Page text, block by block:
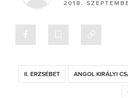
2018.
II. ERZSÉBET ANGOL KIRÁLYI